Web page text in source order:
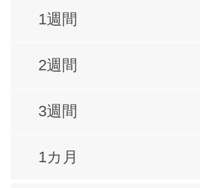
1週間
2週間
3週間
1カ月